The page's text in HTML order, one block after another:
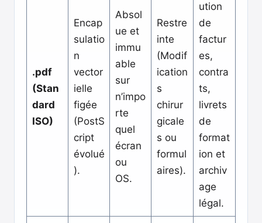
.pdf
(Stan
dard
ISO)
Encap
sulatio
n
vector
ielle
figée
(PostS
cript
évolué
).
Absol
ue et
immu
able
sur
n’impo
rte
quel
écran
ou
OS.
Restre
inte
(Modif
ication
s
chirur
gicale
s ou
formul
aires).
ution
de
factur
es,
contra
ts,
livrets
de
format
ion et
archiv
age
légal.